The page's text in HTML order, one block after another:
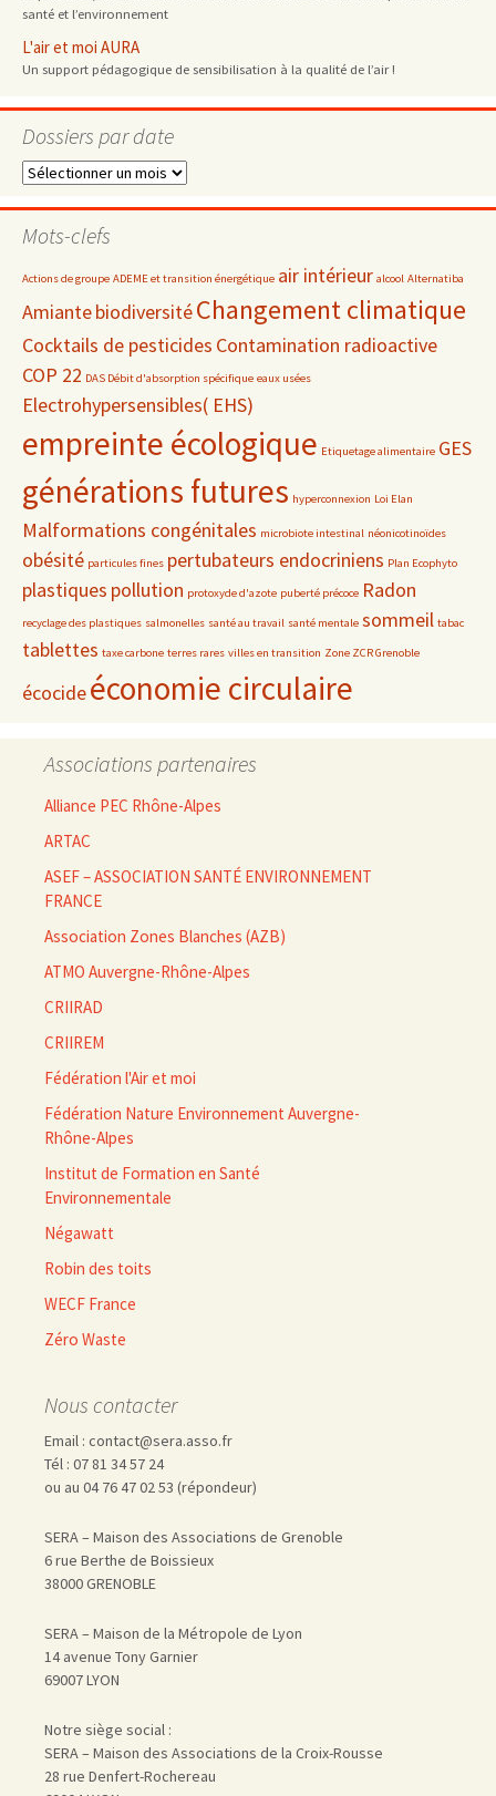
santé et l’environnement
L'air et moi AURA
Un support pédagogique de sensibilisation à la qualité de l’air !
Dossiers par date
Dossiers
date
Mots-clefs
Actions de groupe ADEME et transition énergétique air intérieur alcool Alternatiba
AmiantebiodiversitéChangement climatique
Cocktails de pesticides Contamination radioactive
COP 22 DAS Débit d'absorption spécifique eaux usées
Electrohypersensibles( EHS)
empreinte écologique Etiquetage alimentaire GES
générations futures hyperconnexion Loi Elan
Malformations congénitales microbiote intestinal néonicotinoïdes
obésité particules fines pertubateurs endocriniens Plan Ecophyto
plastiques pollution protoxyde d'azote puberté précoce Radon
recyclage des plastiques salmonelles santé au travail santé mentale sommeil tabac
tablettes taxe carbone terres rares villes en transition Zone ZCR Grenoble
écocideéconomie circulaire
Associations partenaires
Alliance PEC Rhône-Alpes
ARTAC
ASEF – ASSOCIATION SANTÉ ENVIRONNEMENT
FRANCE
Association Zones Blanches (AZB)
ATMO Auvergne-Rhône-Alpes
CRIIRAD
CRIIREM
Fédération l'Air et moi
Fédération Nature Environnement Auvergne-
Rhône-Alpes
Institut de Formation en Santé
Environnementale
Négawatt
Robin des toits
WECF France
Zéro Waste
Nous contacter
Email : contact@sera.asso.fr
Tél : 07 81 34 57 24
ou au 04 76 47 02 53 (répondeur)
SERA – Maison des Associations de Grenoble
6 rue Berthe de Boissieux
38000 GRENOBLE
SERA – Maison de la Métropole de Lyon
14 avenue Tony Garnier
69007 LYON
Notre siège social :
SERA – Maison des Associations de la Croix-Rousse
28 rue Denfert-Rochereau